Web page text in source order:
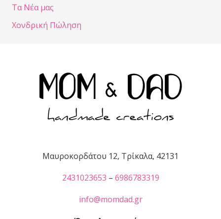
Τα Νέα μας
Χονδρική Πώληση
Μαυροκορδάτου 12, Τρίκαλα, 42131
2431023653 – 6986783319
info@momdad.gr